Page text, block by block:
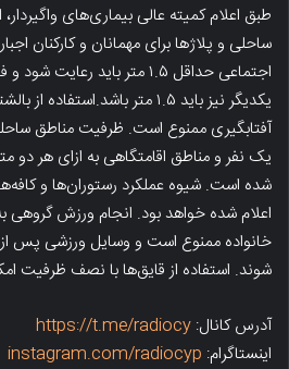
طبق اعلام کمیته عالی بیماری‌های
ساحلی و پلاژ‌ها برای مهمانان و کارکنان
اجتماعی حداقل ۱.۵ متر باید
یکدیگر نیز باید ۱.۵ متر
آفتابگیری ممنوع است. ظرفیت مناطق
یک نفر و مناطق اقامتگاهی به ازای هر دو
شده است. شیوه عملکرد رستوران‌ها و
اعلام شده خواهد بود. انجام ورزش گروهی
خانواده ممنوع است و وسایل ورزشی پس از
شوند. استفاده از قایق‌ها با نصف ظرفیت
آدرس کانال: https://t.me/radiocy
اینستاگرام: instagram.com/radiocyp